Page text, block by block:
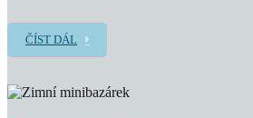
ČÍST DÁL